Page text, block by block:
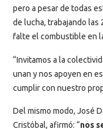
pero a pesar de todas
de lucha, trabajando las
falte el combustible en
“Invitamos a la
unan y nos apoyen en
cumplir con nuestro
Del mismo modo, José
Cristóbal, afirmó: “nos